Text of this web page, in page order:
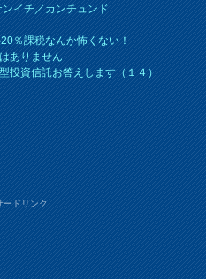
イチ／カンチュンド
％課税なんか怖くない！
ありません
投資信託お答えします（１４）
ードリンク